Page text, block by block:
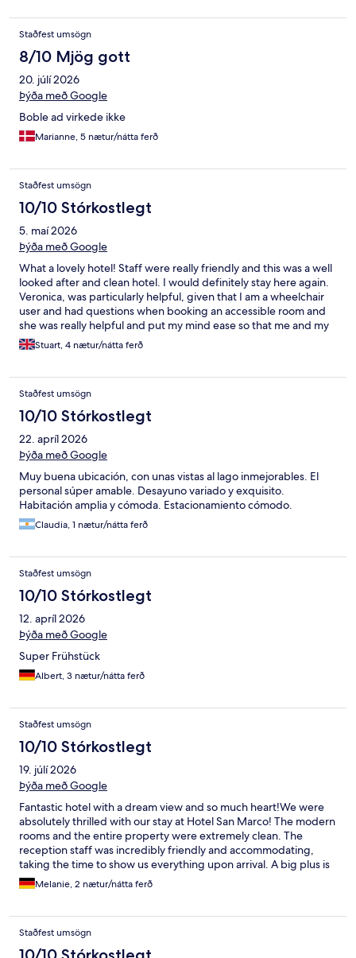
Staðfest umsögn
8/10 Mjög gott
20. júlí 2026
Þýða með Google
Boble ad virkede ikke
Marianne, 5 nætur/nátta ferð
Staðfest umsögn
10/10 Stórkostlegt
5. maí 2026
Þýða með Google
What a lovely hotel! Staff were really friendly and this was a well
looked after and clean hotel. I would definitely stay here again.
Veronica, was particularly helpful, given that I am a wheelchair
user and had questions when booking an accessible room and
she was really helpful and put my mind ease so that me and my
wife could get on with relaxing and enjoying our trip.
Stuart, 4 nætur/nátta ferð
Staðfest umsögn
10/10 Stórkostlegt
22. apríl 2026
Þýða með Google
Muy buena ubicación, con unas vistas al lago inmejorables. El
personal súper amable. Desayuno variado y exquisito.
Habitación amplia y cómoda. Estacionamiento cómodo.
Claudia, 1 nætur/nátta ferð
Staðfest umsögn
10/10 Stórkostlegt
12. apríl 2026
Þýða með Google
Super Frühstück
Albert, 3 nætur/nátta ferð
Staðfest umsögn
10/10 Stórkostlegt
19. júlí 2026
Þýða með Google
Fantastic hotel with a dream view and so much heart! ​We were
absolutely thrilled with our stay at Hotel San Marco! The modern
rooms and the entire property were extremely clean. The
reception staff was incredibly friendly and accommodating,
taking the time to show us everything upon arrival. A big plus is
the private parking lot right behind the building. The location is
perfect: just a 5-minute walk to the beach and 10 minutes to the
is simply outstanding! ​The absolute heart of our stay: the two
wonderful older ladies at the breakfast buffet! They managed
the breakfast with so much love and passion. The fact that they
Melanie, 2 nætur/nátta ferð
Staðfest umsögn